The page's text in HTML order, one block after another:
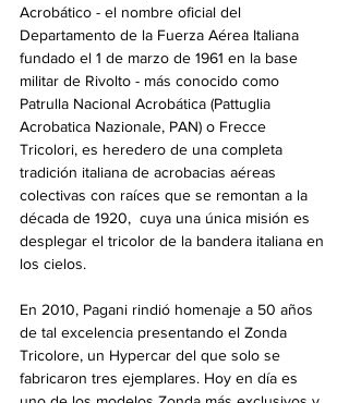
Acrobático - el nombre oficial del
Departamento de la Fuerza Aérea Italiana
fundado el 1 de marzo de 1961 en la base
militar de Rivolto - más conocido como
Patrulla Nacional Acrobática (Pattuglia
Acrobatica Nazionale, PAN) o Frecce
Tricolori, es heredero de una completa
tradición italiana de acrobacias aéreas
colectivas con raíces que se remontan a la
década de 1920,  cuya una única misión es
desplegar el tricolor de la bandera italiana en
los cielos.
En 2010, Pagani rindió homenaje a 50 años
de tal excelencia presentando el Zonda
Tricolore, un Hypercar del que solo se
fabricaron tres ejemplares. Hoy en día es